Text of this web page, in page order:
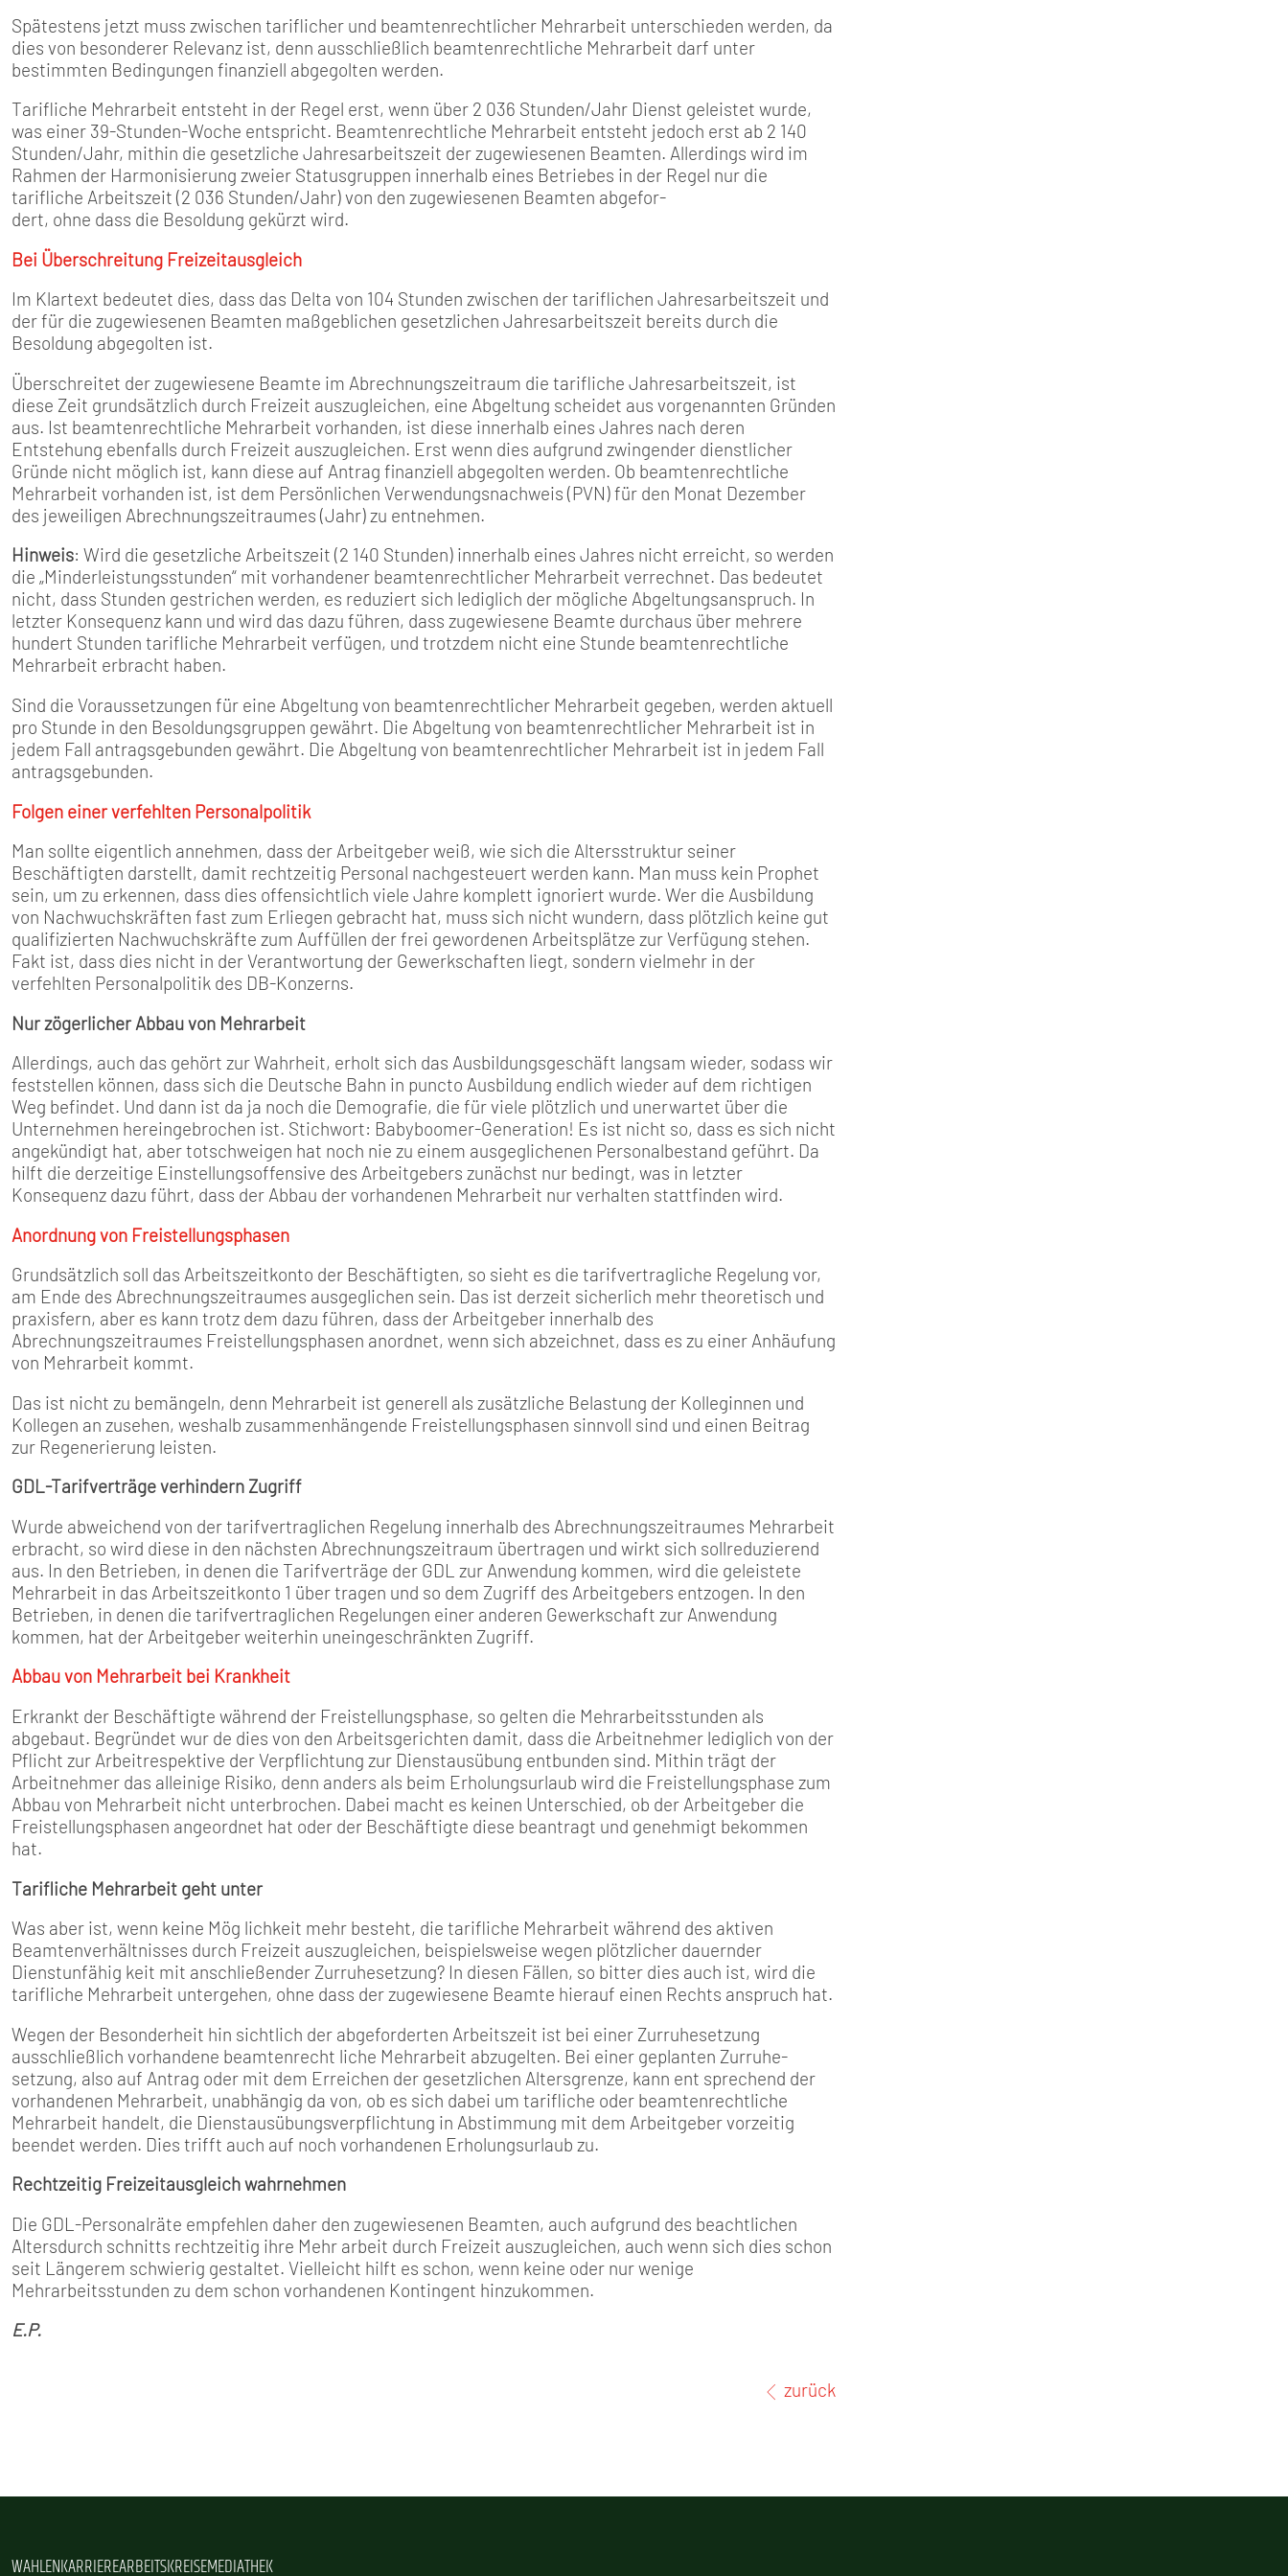
Spätestens jetzt muss zwischen tariflicher und beamtenrechtlicher Mehrarbeit unterschieden werden, da
dies von besonderer Relevanz ist, denn ausschließlich beamtenrechtliche Mehrarbeit darf unter
bestimmten Bedingungen finanziell abgegolten werden.
Tarifliche Mehrarbeit entsteht in der Regel erst, wenn über 2 036 Stunden/Jahr Dienst geleistet wurde,
was einer 39-Stunden-Woche entspricht. Beamtenrechtliche Mehrarbeit entsteht jedoch erst ab 2 140
Stunden/Jahr, mithin die gesetzliche Jahresarbeitszeit der zugewiesenen Beamten. Allerdings wird im
Rahmen der Harmonisierung zweier Statusgruppen innerhalb eines Betriebes in der Regel nur die
tarifliche Arbeitszeit (2 036 Stunden/Jahr) von den zugewiesenen Beamten abgefor-
dert, ohne dass die Besoldung gekürzt wird.
Bei Überschreitung Freizeitausgleich
Im Klartext bedeutet dies, dass das Delta von 104 Stunden zwischen der tariflichen Jahresarbeitszeit und
der für die zugewiesenen Beamten maßgeblichen gesetzlichen Jahresarbeitszeit bereits durch die
Besoldung abgegolten ist.
Überschreitet der zugewiesene Beamte im Abrechnungszeitraum die tarifliche Jahresarbeitszeit, ist
diese Zeit grundsätzlich durch Freizeit auszugleichen, eine Abgeltung scheidet aus vorgenannten Gründen
aus. Ist beamtenrechtliche Mehrarbeit vorhanden, ist diese innerhalb eines Jahres nach deren
Entstehung ebenfalls durch Freizeit auszugleichen. Erst wenn dies aufgrund zwingender dienstlicher
Gründe nicht möglich ist, kann diese auf Antrag finanziell abgegolten werden. Ob beamtenrechtliche
Mehrarbeit vorhanden ist, ist dem Persönlichen Verwendungsnachweis (PVN) für den Monat Dezember
des jeweiligen Abrechnungszeitraumes (Jahr) zu entnehmen.
Hinweis: Wird die gesetzliche Arbeitszeit (2 140 Stunden) innerhalb eines Jahres nicht erreicht, so werden
die „Minderleistungsstunden“ mit vorhandener beamtenrechtlicher Mehrarbeit verrechnet. Das bedeutet
nicht, dass Stunden gestrichen werden, es reduziert sich lediglich der mögliche Abgeltungsanspruch. In
letzter Konsequenz kann und wird das dazu führen, dass zugewiesene Beamte durchaus über mehrere
hundert Stunden tarifliche Mehrarbeit verfügen, und trotzdem nicht eine Stunde beamtenrechtliche
Mehrarbeit erbracht haben.
Sind die Voraussetzungen für eine Abgeltung von beamtenrechtlicher Mehrarbeit gegeben, werden aktuell
pro Stunde in den Besoldungsgruppen gewährt. Die Abgeltung von beamtenrechtlicher Mehrarbeit ist in
jedem Fall antragsgebunden gewährt. Die Abgeltung von beamtenrechtlicher Mehrarbeit ist in jedem Fall
antragsgebunden.
Folgen einer verfehlten Personalpolitik
Man sollte eigentlich annehmen, dass der Arbeitgeber weiß, wie sich die Altersstruktur seiner
Beschäftigten darstellt, damit rechtzeitig Personal nachgesteuert werden kann. Man muss kein Prophet
sein, um zu erkennen, dass dies offensichtlich viele Jahre komplett ignoriert wurde. Wer die Ausbildung
von Nachwuchskräften fast zum Erliegen gebracht hat, muss sich nicht wundern, dass plötzlich keine gut
qualifizierten Nachwuchskräfte zum Auffüllen der frei gewordenen Arbeitsplätze zur Verfügung stehen.
Fakt ist, dass dies nicht in der Verantwortung der Gewerkschaften liegt, sondern vielmehr in der
verfehlten Personalpolitik des DB-Konzerns.
Nur zögerlicher Abbau von Mehrarbeit
Allerdings, auch das gehört zur Wahrheit, erholt sich das Ausbildungsgeschäft langsam wieder, sodass wir
feststellen können, dass sich die Deutsche Bahn in puncto Ausbildung endlich wieder auf dem richtigen
Weg befindet. Und dann ist da ja noch die Demografie, die für viele plötzlich und unerwartet über die
Unternehmen hereingebrochen ist. Stichwort: Babyboomer-Generation! Es ist nicht so, dass es sich nicht
angekündigt hat, aber totschweigen hat noch nie zu einem ausgeglichenen Personalbestand geführt. Da
hilft die derzeitige Einstellungsoffensive des Arbeitgebers zunächst nur bedingt, was in letzter
Konsequenz dazu führt, dass der Abbau der vorhandenen Mehrarbeit nur verhalten stattfinden wird.
Anordnung von Freistellungsphasen
Grundsätzlich soll das Arbeitszeitkonto der Beschäftigten, so sieht es die tarifvertragliche Regelung vor,
am Ende des Abrechnungszeitraumes ausgeglichen sein. Das ist derzeit sicherlich mehr theoretisch und
praxisfern, aber es kann trotz­ dem dazu führen, dass der Arbeitgeber innerhalb des
Abrechnungszeitraumes Freistellungsphasen anordnet, wenn sich abzeichnet, dass es zu einer Anhäufung
von Mehr­arbeit kommt.
Das ist nicht zu bemängeln, denn Mehrarbeit ist generell als zusätzliche Belastung der Kolleginnen und
Kollegen an­ zusehen, weshalb zusammen­hängende Freistellungsphasen sinnvoll sind und einen Beitrag
zur Regenerierung leisten.
GDL-Tarifverträge verhindern Zugriff
Wurde abweichend von der tarifvertraglichen Regelung in­nerhalb des Abrechnungszeit­raumes Mehrarbeit
erbracht, so wird diese in den nächsten Abrechnungszeitraum übertra­gen und wirkt sich sollreduzie­rend
aus. In den Betrieben, in denen die Tarifverträge der GDL zur Anwendung kommen, wird die geleistete
Mehrarbeit in das Arbeitszeitkonto 1 über­ tragen und so dem Zugriff des Arbeitgebers entzogen. In den
Betrieben, in denen die tarif­vertraglichen Regelungen einer anderen Gewerkschaft zur An­wendung
kommen, hat der Ar­beitgeber weiterhin uneingeschränkten Zugriff.
Abbau von Mehrarbeit bei Krankheit
Erkrankt der Beschäftigte wäh­rend der Freistellungsphase, so gelten die Mehrarbeitsstunden als
abgebaut. Begründet wur­ de dies von den Arbeitsgerich­ten damit, dass die Arbeitneh­mer lediglich von der
Pflicht zur Arbeitrespektive der Verpflichtung zur Dienstausübung entbunden sind. Mithin trägt der
Arbeitnehmer das alleinige Risiko, denn anders als beim Erholungsurlaub wird die Frei­stellungsphase zum
Abbau von Mehrarbeit nicht unterbro­chen. Dabei macht es keinen Unterschied, ob der Arbeitge­ber die
Freistellungsphasen angeordnet hat oder der Be­schäftigte diese beantragt und genehmigt bekommen
hat.
Tarifliche Mehrarbeit geht unter
Was aber ist, wenn keine Mög­ lichkeit mehr besteht, die tarif­liche Mehrarbeit während des aktiven
Beamtenverhältnisses durch Freizeit auszugleichen, beispielsweise wegen plötzli­cher dauernder
Dienstunfähig­ keit mit anschließender Zurru­hesetzung? In diesen Fällen, so bitter dies auch ist, wird die
ta­rifliche Mehrarbeit untergehen, ohne dass der zugewiesene Beamte hierauf einen Rechts­ anspruch hat.
Wegen der Besonderheit hin­ sichtlich der abgeforderten Arbeitszeit ist bei einer Zurruhesetzung
ausschließlich vorhandene beamtenrecht­ liche Mehrarbeit abzugelten. Bei einer geplanten Zurruhe­
setzung, also auf Antrag oder mit dem Erreichen der gesetz­lichen Altersgrenze, kann ent­ sprechend der
vorhandenen Mehrarbeit, unabhängig da­ von, ob es sich dabei um tarif­liche oder beamtenrechtliche
Mehrarbeit handelt, die Dienstausübungsverpflichtung in Abstimmung mit dem Arbeitgeber vorzeitig
beendet werden. Dies trifft auch auf noch vorhandenen Erholungs­urlaub zu.
Rechtzeitig Freizeitausgleich wahrnehmen
Die GDL­-Personalräte empfeh­len daher den zugewiesenen Beamten, auch aufgrund des beachtlichen
Altersdurch­ schnitts rechtzeitig ihre Mehr­ arbeit durch Freizeit auszugleichen, auch wenn sich dies schon
seit Längerem schwierig gestaltet. Vielleicht hilft es schon, wenn keine oder nur wenige
Mehrarbeitsstunden zu dem schon vorhandenen Kontingent hinzukommen.
E.P.
zurück
WAHLENKARRIEREARBEITSKREISEMEDIATHEK